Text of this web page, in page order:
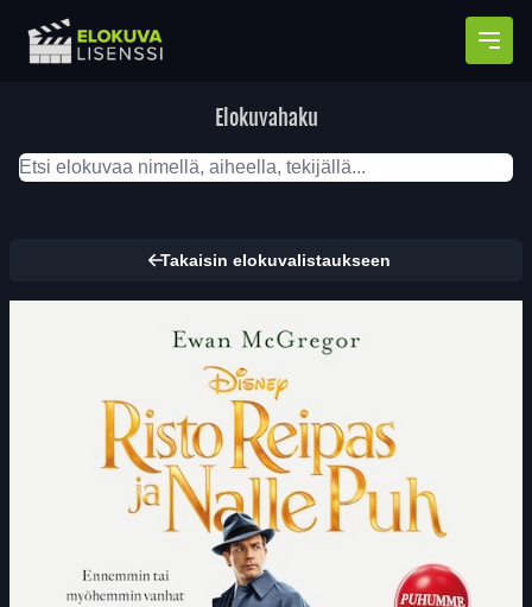
Elokuvahaku
Takaisin elokuvalistaukseen